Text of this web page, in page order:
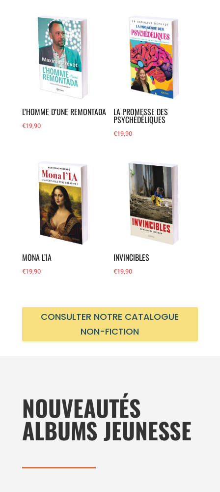
L’HOMME D’UNE REMONTADA
€19,90
LA PROMESSE DES
PSYCHÉDÉLIQUES
€19,90
MONA L’IA
€19,90
INVINCIBLES
€19,90
CONSULTER NOTRE CATALOGUE
NON-FICTION
NOUVEAUTÉS
ALBUMS JEUNESSE